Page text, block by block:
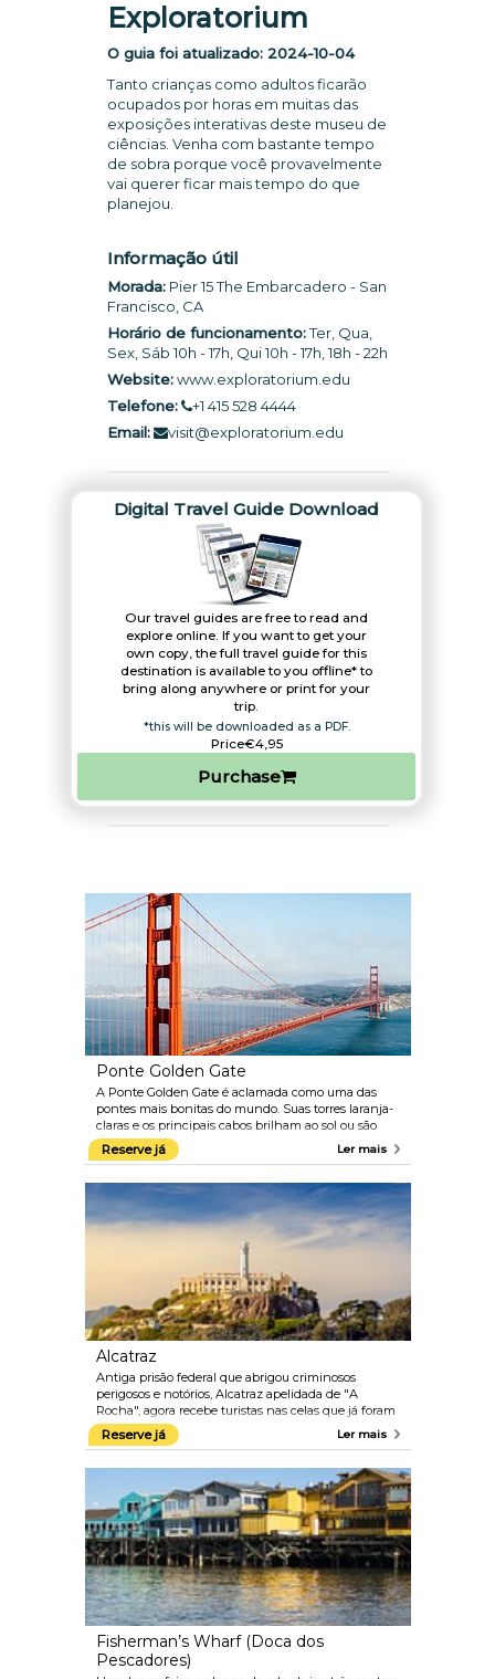
Exploratorium
O guia foi atualizado: 2024-10-04
Tanto crianças como adultos ficarão
ocupados por horas em muitas das
exposições interativas deste museu de
ciências. Venha com bastante tempo
de sobra porque você provavelmente
vai querer ficar mais tempo do que
planejou.
Informação útil
Morada:Pier 15 The Embarcadero - San
Francisco, CA
Horário de funcionamento:Ter, Qua,
Sex, Sáb 10h - 17h, Qui 10h - 17h, 18h - 22h
Website: www.exploratorium.edu
Telefone:
+1 415 528 4444
Email:
visit@exploratorium.edu
Digital Travel Guide Download
Our travel guides are free to read and
explore online. If you want to get your
own copy, the full travel guide for this
destination is available to you offline* to
bring along anywhere or print for your
trip.​
*this will be downloaded as a PDF.
Price€4,95
Purchase
Ponte Golden Gate
A Ponte Golden Gate é aclamada como uma das
pontes mais bonitas do mundo. Suas torres laranja-
claras e os principais cabos brilham ao sol ou são
engolidos pelo nevoeiro que frequenta essa área.
Não importa se você passa por ela de carro, à pé ou
espetaculares.
Reserve já Ler mais
Alcatraz
Antiga prisão federal que abrigou criminosos
perigosos e notórios, Alcatraz apelidada de "A
Rocha", agora recebe turistas nas celas que já foram
ocupadas por pessoas como Al Capone, Machine
Gun Kelley e Birdman de Alcatraz. Tours com áudio
sombria história dessa prisão, incluindo efeitos
sonoros realistas do que se ouvia na prisão.
Reserve já Ler mais
Fisherman’s Wharf (Doca dos
Pescadores)